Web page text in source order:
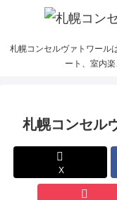
札幌コンセルヴァトワール
ート、室内
札幌コンセル
X